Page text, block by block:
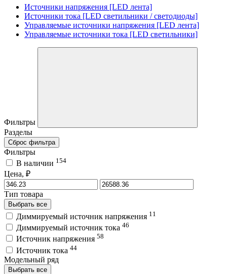
Источники напряжения [LED лента]
Источники тока [LED светильники / светодиоды]
Управляемые источники напряжения [LED лента]
Управляемые источники тока [LED светильники]
Фильтры
Разделы
Сброс фильтра
Фильтры
В наличии 154
Цена, ₽
Тип товара
Выбрать все
Диммируемый источник напряжения 11
Диммируемый источник тока 46
Источник напряжения 58
Источник тока 44
Модельный ряд
Выбрать все